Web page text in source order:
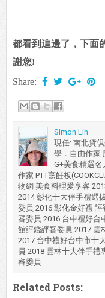
都看到這邊了，下面
謝您!
Share:
Simon Lin
現任: 南北貨
學．自由作家
G+美食精選
作家 PTT烹飪板
物網 美食料理愛享客
2014 彰化十大伴手禮選
委員 2016 彰化金好禮
審委員 2016 台中禮好台
館評鑑評審委員 2017 雲
2017 台中禮好台中市十
員 2018 雲林十大伴手
審委員
Related Posts: